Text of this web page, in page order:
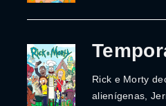
Rick e Morty
alienígenas,